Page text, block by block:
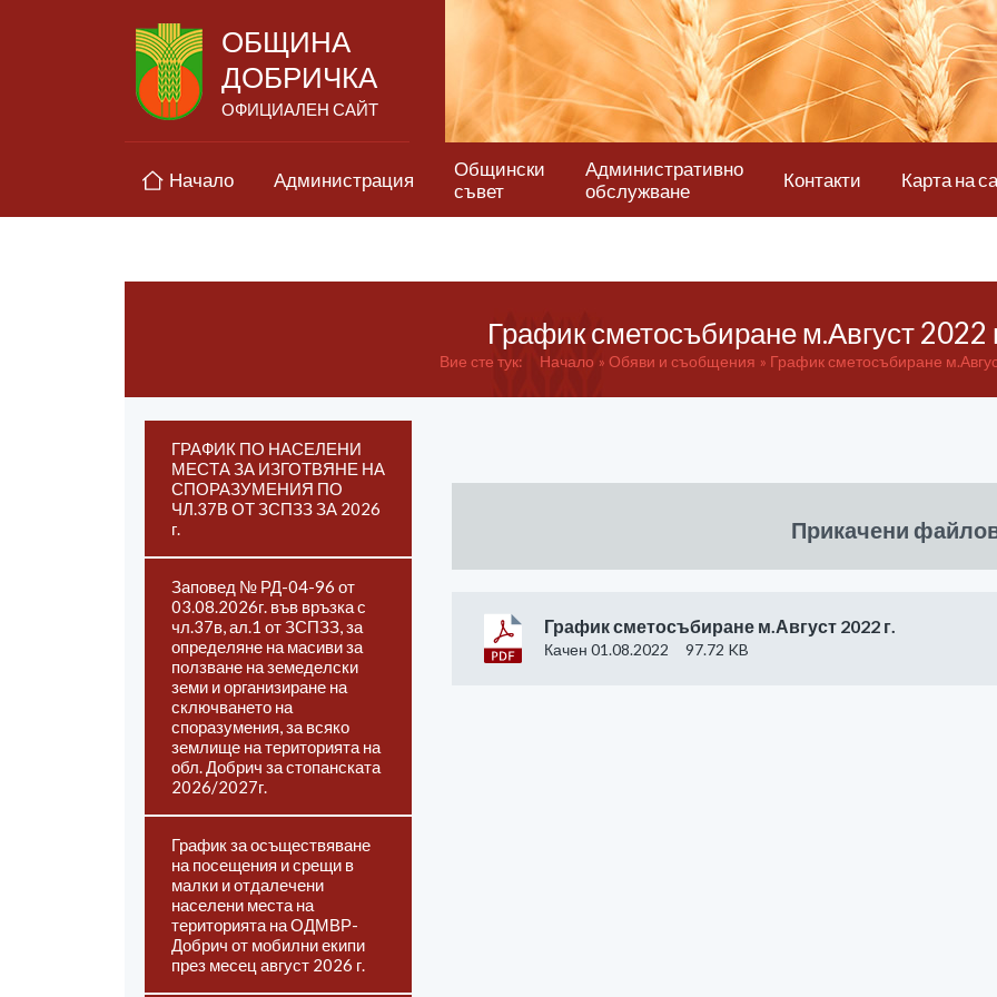
ОБЩИНА
ДОБРИЧКА
ОФИЦИАЛЕН САЙТ
Начало Администрация
Общински
съвет
Административно
обслужване
Контакти Карта на
График сметосъбиране м.Август 2022
Вие сте тук: Начало Обяви и съобщения График сметосъбиране
ГРАФИК ПО НАСЕЛЕНИ
МЕСТА ЗА ИЗГОТВЯНЕ НА
СПОРАЗУМЕНИЯ ПО
ЧЛ.37В ОТ ЗСПЗЗ ЗА 2026
г.
Заповед № РД-04-96 от
03.08.2026г. във връзка с
чл.37в, ал.1 от ЗСПЗЗ, за
определяне на масиви за
ползване на земеделски
земи и организиране на
сключването на
споразумения, за всяко
землище на територията на
обл. Добрич за стопанската
2026/2027г.
График за осъществяване
на посещения и срещи в
малки и отдалечени
населени места на
територията на ОДМВР-
Добрич от мобилни екипи
през месец август 2026 г.
Прикачени
График сметосъбиране м.Август 2022 г.
Качен 01.08.2022 97.72 KB